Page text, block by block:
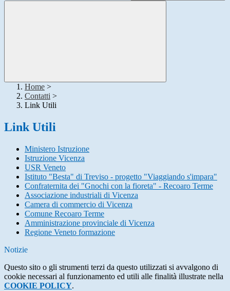
Home >
Contatti >
Link Utili
Link Utili
Ministero Istruzione
Istruzione Vicenza
USR Veneto
Istituto "Besta" di Treviso - progetto "Viaggiando s'impara"
Confraternita dei "Gnochi con la fioreta" - Recoaro Terme
Associazione industriali di Vicenza
Camera di commercio di Vicenza
Comune Recoaro Terme
Amministrazione provinciale di Vicenza
Regione Veneto formazione
Notizie
Questo sito o gli strumenti terzi da questo utilizzati si avvalgono di
cookie necessari al funzionamento ed utili alle finalità illustrate nella
COOKIE POLICY.